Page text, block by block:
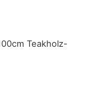
Teakholz-